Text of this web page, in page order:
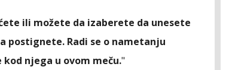
ili možete da izaberete da unesete
postignete. Radi se o nametanju
njega u ovom meču."